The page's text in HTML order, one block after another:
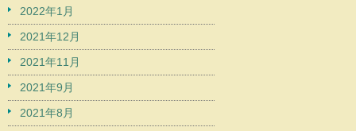
2022年1月
2021年12月
2021年11月
2021年9月
2021年8月